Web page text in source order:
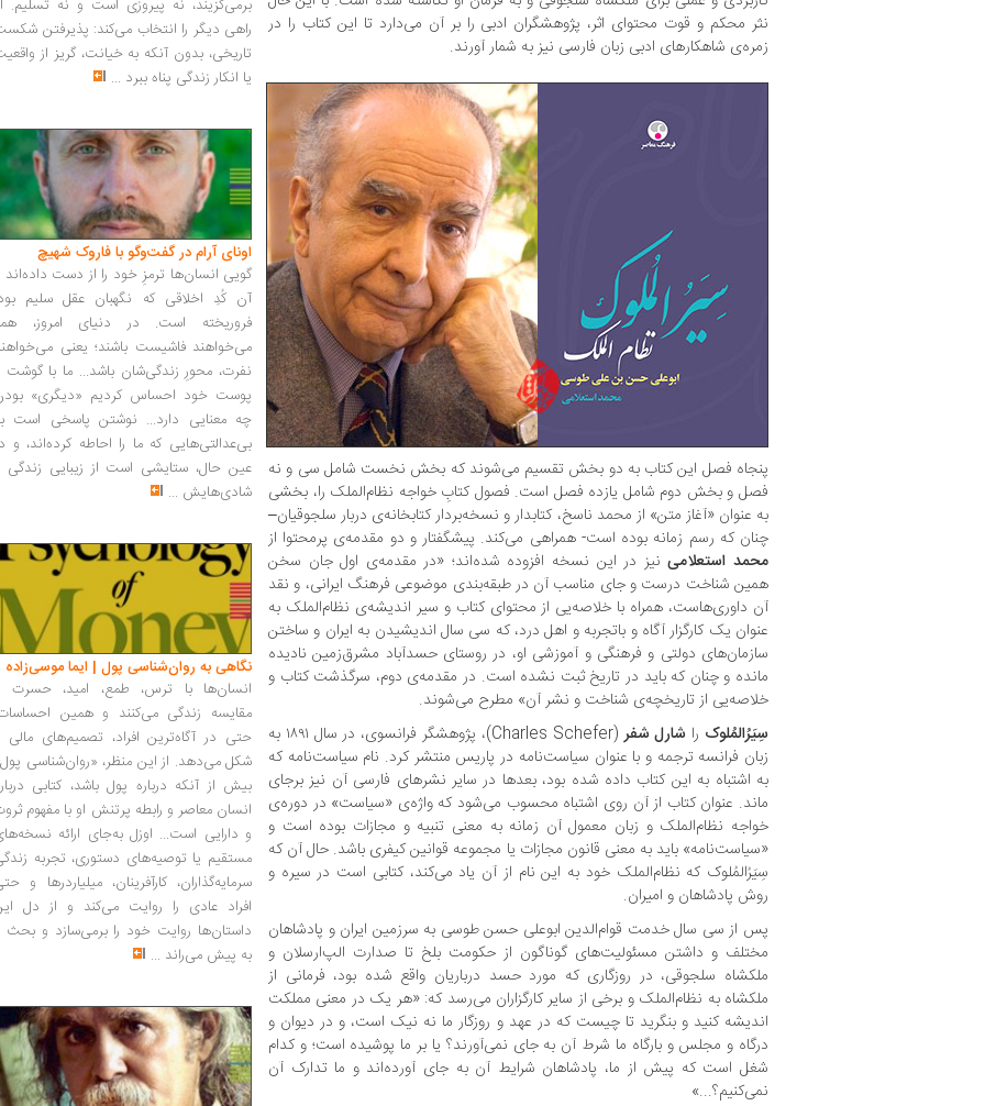
نثر محکم و قوت محتوای اثر، پژوهشگران ادبی را بر آن می‌دارد تا این کتاب را در
زمره‌ی شاهکارهای ادبی زبان فارسی نیز به‌ شمار آورند.
پنجاه فصل این کتاب به دو بخش تقسیم می‌شوند که بخش نخست شامل سی و نه
فصل و بخش دوم شامل یازده فصل است. فصول کتابِ خواجه نظام‌الملک را، بخشی
به عنوان «آغاز متن» از محمد ناسخ، کتابدار و نسخه‌بردار کتابخانه‌ی دربار سلجوقیان–
چنان که رسم زمانه بوده است- همراهی می‌کند. پیشگفتار و دو مقدمه‌ی پرمحتوا از
محمد استعلامینیز در این نسخه افزوده شده‌اند؛ «در مقدمه‌ی اول جان سخن
همین شناخت درست و جای مناسب آن در طبقه‌بندی موضوعی فرهنگ ایرانی، و نقد
آن داوری‌هاست، همراه با خلاصه‌یی از محتوای کتاب و سیر اندیشه‌ی نظام‌الملک به
عنوان یک کارگزار آگاه و باتجربه و اهل درد، که سی سال اندیشیدن به ایران و ساختن
سازمان‌های دولتی و فرهنگی و آموزشی او، در روستای حسدآباد مشرق‌زمین نادیده
مانده و چنان که باید در تاریخ ثبت نشده است. در مقدمه‌ی دوم، سرگذشت کتاب و
خلاصه‌یی از تاریخچه‌ی شناخت و نشر آن» مطرح می‌شوند.
سِیَرُالمُلوک را شارل شفر
(Charles Schefer)، پژوهشگر فرانسوی، در سال ۱۸۹۱ به
زبان فرانسه ترجمه و با عنوان سیاست‌نامه در پاریس منتشر کرد. نام سیاست‌نامه که
به اشتباه به این کتاب داده شده بود، بعدها در سایر نشرهای فارسی آن نیز برجای
ماند. عنوان کتاب از آن روی اشتباه محسوب می‌شود که واژه‌ی «سیاست» در دوره‌ی
خواجه نظام‌الملک و زبان معمول آن زمانه به معنی تنبیه و مجازات بوده است و
«سیاست‌نامه» باید به معنی قانون مجازات یا مجموعه قوانین کیفری باشد. حال آن که
سِیَرُالمُلوک که نظام‌الملک خود به این نام از آن یاد می‌کند، کتابی است در سیره و
روش پادشاهان و امیران.
پس از سی سال خدمت قوام‌الدین ابوعلی حسن طوسی به سرزمین ایران و پادشاهان
مختلف و داشتن مسئولیت‌های گوناگون از حکومت بلخ تا صدارت الپ‌ارسلان و
ملکشاه سلجوقی، در روزگاری که مورد حسد درباریان واقع شده بود، فرمانی از
ملکشاه به نظام‌الملک و برخی از سایر کارگزاران می‌رسد که: «هر یک در معنی مملکت
اندیشه کنید و بنگرید تا چیست که در عهد و روزگار ما نه نیک است، و در دیوان و
درگاه و مجلس و بارگاه ما شرط آن به جای نمی‌آورند؟ یا بر ما پوشیده است؛ و کدام
شغل است که پیش از ما، پادشاهان شرایط آن به جای آورده‌اند و ما تدارک آن
نمی‌کنیم؟...»
برمی‌گزیند، نه پیروزی است و نه تسلیم.
راهی دیگر را انتخاب می‌کند: پذیرفتن
تاریخی، بدون آنکه به خیانت، گریز از
یا انکار زندگی پناه ببرد ...
اونای آرام در گفت‌وگو با فاروک شهیچ‭
گویی انسان‌ها ترمزِ خود را از دست داده‌اند
آن کُدِ اخلاقی که نگهبان عقل سلیم
فروریخته است. در دنیای امروز،
می‌خواهند فاشیست باشند؛ یعنی
نفرت، محورِ زندگی‌شان باشد... ما با گوشت
پوست خود احساس کردیم «دیگری»
چه معنایی دارد... نوشتن پاسخی است
بی‌عدالتی‌هایی که ما را احاطه کرده‌اند، و
عین حال، ستایشی است از زیبایی زندگی
شادی‌هایش ...
نگاهی به روان‌شناسی پول | ایما موسی‌زاده
انسان‌ها با ترس، طمع، امید، حسرت
مقایسه زندگی می‌کنند و همین
حتی در آگاه‌ترین افراد، تصمیم‌های مالی
شکل می‌دهد. از این منظر، «روان‌شناسی
بیش از آنکه درباره پول باشد، کتابی
انسان معاصر و رابطه پرتنش او با مفهوم
و دارایی است... اوزل به‌جای ارائه
مستقیم یا توصیه‌های دستوری، تجربه
سرمایه‌گذاران، کارآفرینان، میلیاردرها و
افراد عادی را روایت می‌کند و از دل
داستان‌ها روایت خود را برمی‌سازد و بحث
به پیش می‌راند ...